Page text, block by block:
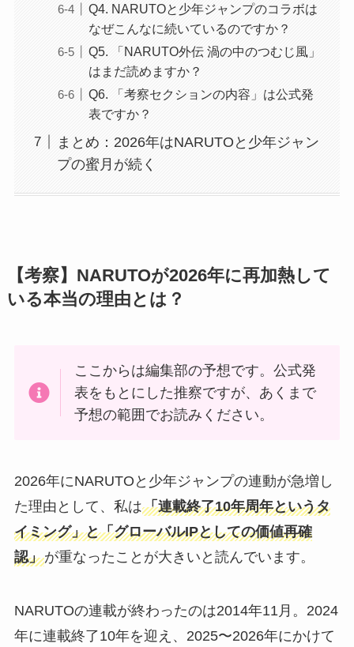
Q4. NARUTOと少年ジャンプのコラボは
なぜこんなに続いているのですか？
Q5. 「NARUTO外伝 渦の中のつむじ風」
はまだ読めますか？
Q6. 「考察セクションの内容」は公式発
表ですか？
まとめ：2026年はNARUTOと少年ジャン
プの蜜月が続く
【考察】NARUTOが2026年に再加熱して
いる本当の理由とは？
ここからは編集部の予想です。公式発
表をもとにした推察ですが、あくまで
予想の範囲でお読みください。
2026年にNARUTOと少年ジャンプの連動が急増し
た理由として、私は「連載終了10年周年というタ
イミング」と「グローバルIPとしての価値再確
認」が重なったことが大きいと読んでいます。
NARUTOの連載が終わったのは2014年11月。2024
年に連載終了10年を迎え、2025〜2026年にかけて